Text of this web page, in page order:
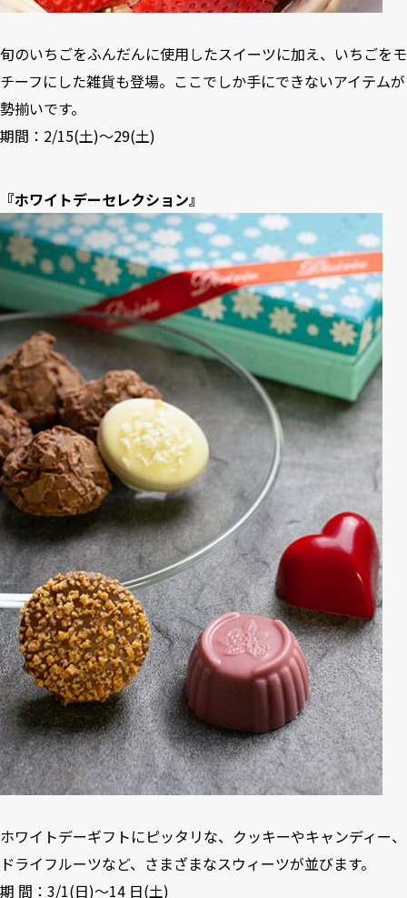
旬のいちごをふんだんに使用したスイーツに加え、いちごをモ
チーフにした雑貨も登場。ここでしか手にできないアイテムが
勢揃いです。
期間：2/15(土)～29(土)
『ホワイトデーセレクション』
ホワイトデーギフトにピッタリな、クッキーやキャンディー、
ドライフルーツなど、さまざまなスウィーツが並びます。
期 間：3/1(日)～14 日(土)